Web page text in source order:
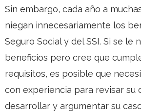
Sin embargo, cada año a
niegan innecesariamente los
Seguro Social y del SSI. Si se le
beneficios pero cree que
requisitos, es posible que
con experiencia para revisar su
desarrollar y argumentar su